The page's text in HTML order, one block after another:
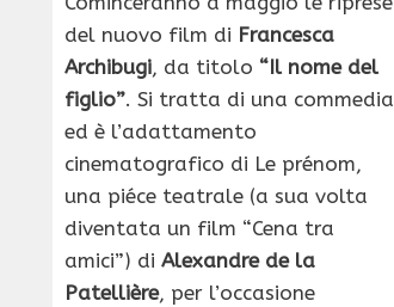
del nuovo film di Francesca
Archibugi, da titolo “Il nome del
figlio”. Si tratta di una commedia
ed è l’adattamento
cinematografico di Le prénom,
una piéce teatrale (a sua volta
diventata un film “Cena tra
amici”) di Alexandre de la
Patellière, per l’occasione